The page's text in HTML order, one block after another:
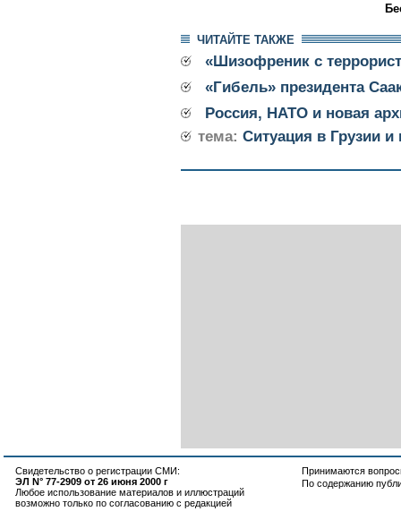
ЧИТАЙТЕ ТАКЖЕ
«Шизофреник с
«Гибель» президента
Россия, НАТО и новая
тема: Ситуация в Грузии
Свидетельство о регистрации СМИ:
ЭЛ N° 77-2909 от 26 июня 2000 г
Любое использование материалов и иллюстраций
возможно только по согласованию с редакцией
Принимаются
По содержанию